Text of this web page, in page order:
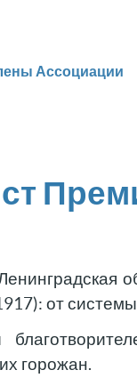
Ассоциации
от
горожан.